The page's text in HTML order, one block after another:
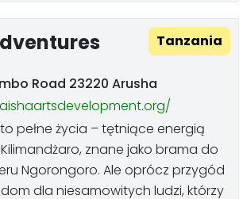
Tanzania
Road 23220 Arusha
pełne życia – tętniące energią
znane jako brama do
Ngorongoro. Ale oprócz przygód
dla niesamowitych ludzi, którzy